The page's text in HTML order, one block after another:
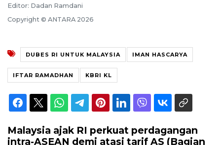
Editor: Dadan Ramdani
Copyright © ANTARA 2026
DUBES RI UNTUK MALAYSIA IMAN HASCARYA
IFTAR RAMADHAN KBRI KL
Malaysia ajak RI perkuat perdagangan
intra-ASEAN demi atasi tarif AS (Bagian